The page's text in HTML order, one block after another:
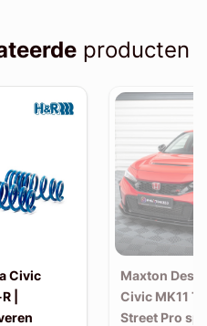
producten
Civic
|
Maxton
Civic MK11
Street Pro